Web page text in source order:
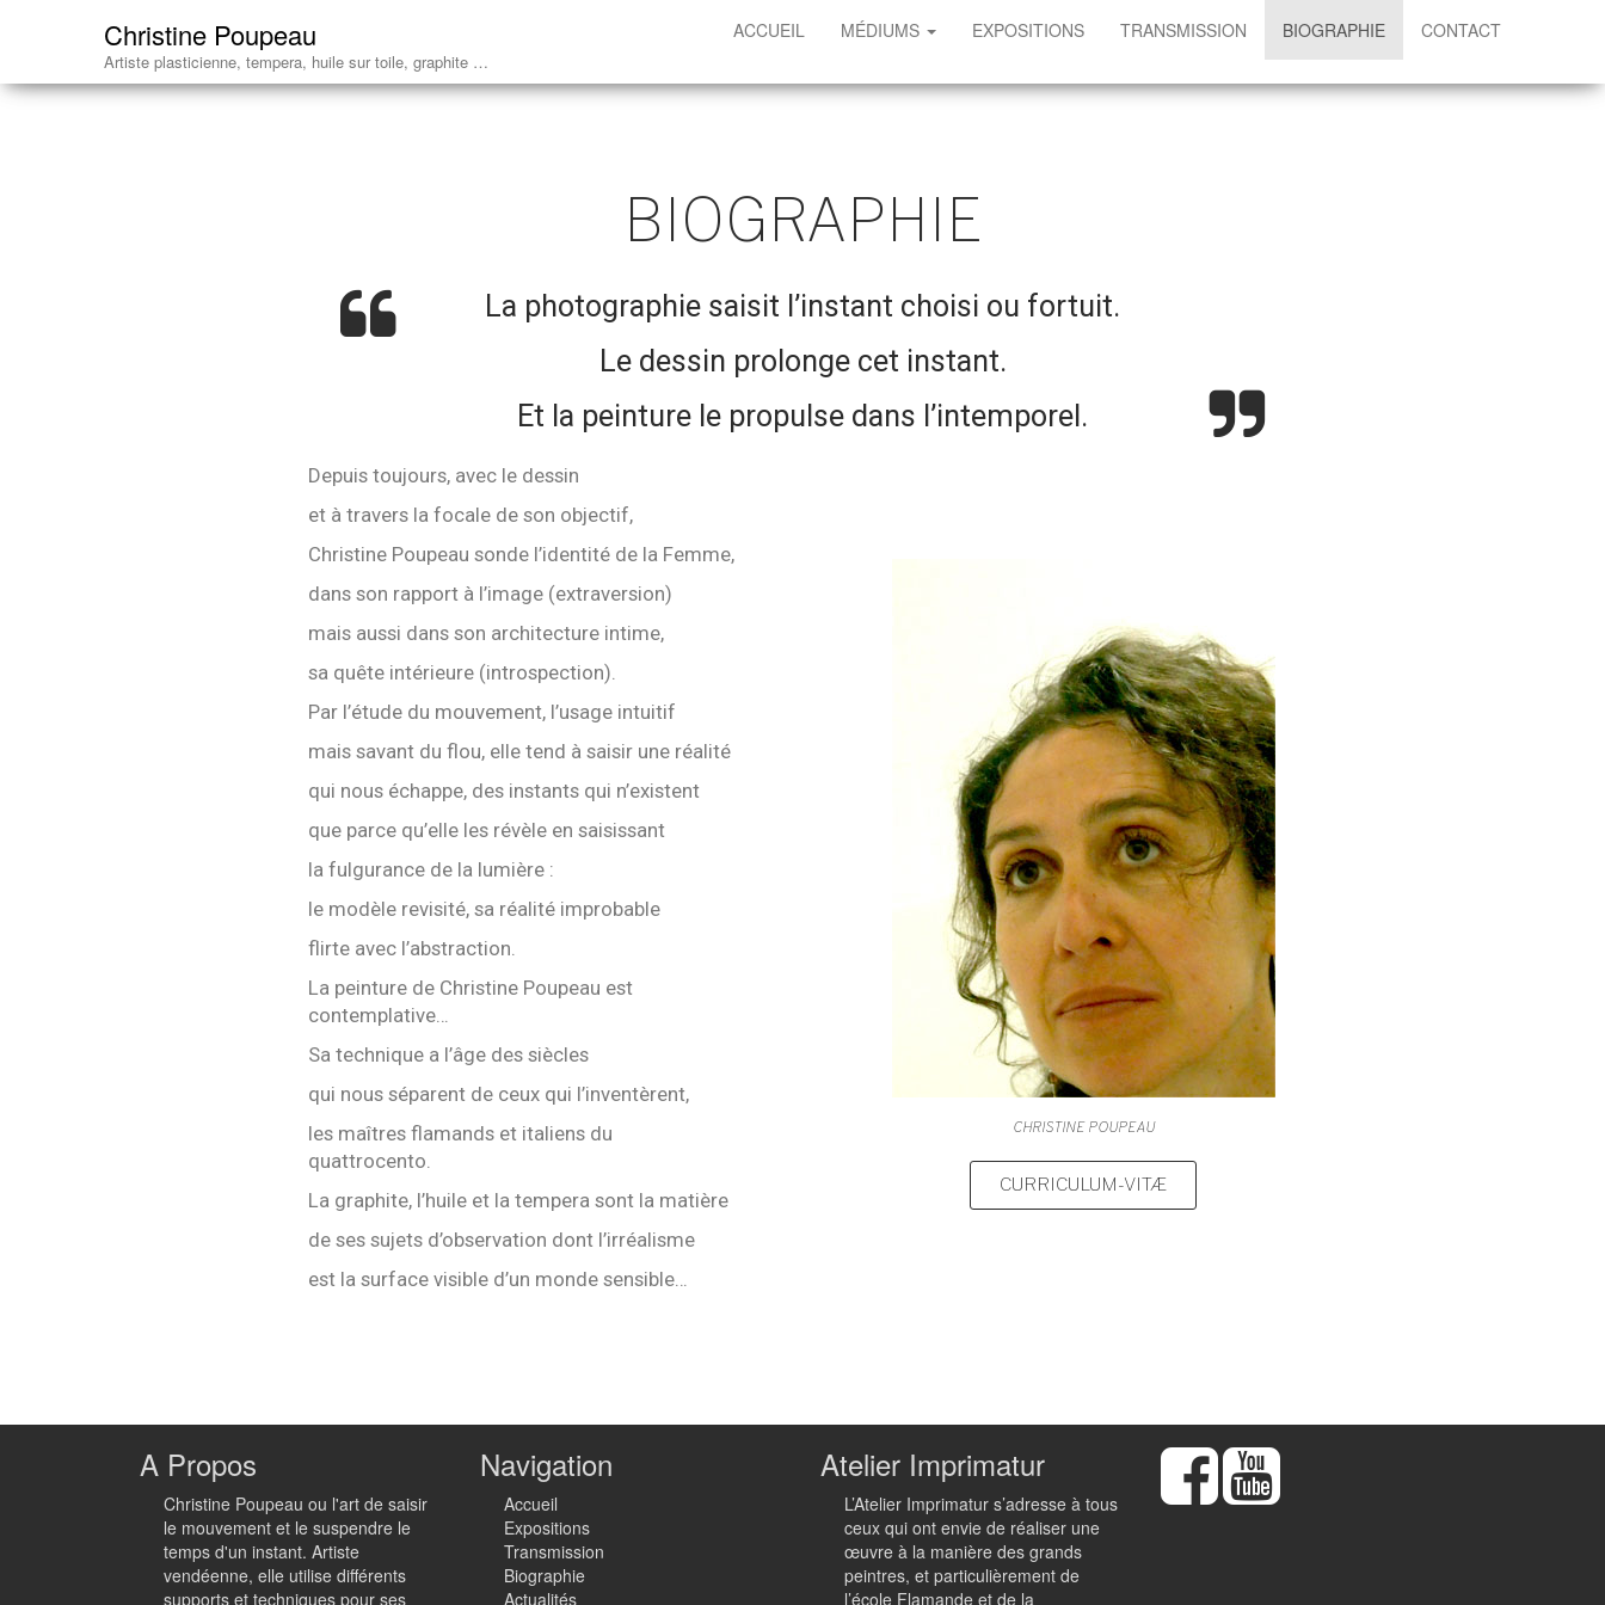
Christine Poupeau
Artiste plasticienne, tempera, huile sur toile, graphite …
ACCUEIL MÉDIUMS EXPOSITIONS TRANSMISSION BIOGRAPHIE CONTACT
BIOGRAPHIE
La photographie saisit l’instant choisi ou fortuit.
Le dessin prolonge cet instant.
Et la peinture le propulse dans l’intemporel.
Depuis toujours, avec le dessin
et à travers la focale de son objectif,
Christine Poupeau sonde l’identité de la Femme,
dans son rapport à l’image (extraversion)
mais aussi dans son architecture intime,
sa quête intérieure (introspection).
Par l’étude du mouvement, l’usage intuitif
mais savant du flou, elle tend à saisir une réalité
qui nous échappe, des instants qui n’existent
que parce qu’elle les révèle en saisissant
la fulgurance de la lumière :
le modèle revisité, sa réalité improbable
flirte avec l’abstraction.
La peinture de Christine Poupeau est
contemplative…
Sa technique a l’âge des siècles
qui nous séparent de ceux qui l’inventèrent,
les maîtres flamands et italiens du
quattrocento.
La graphite, l’huile et la tempera sont la matière
de ses sujets d’observation dont l’irréalisme
est la surface visible d’un monde sensible…
CHRISTINE POUPEAU
CURRICULUM-VITÆ
A Propos
Christine Poupeau ou l'art de saisir
le mouvement et le suspendre le
temps d'un instant. Artiste
vendéenne, elle utilise différents
supports et techniques pour ses
Navigation
Accueil
Expositions
Transmission
Biographie
Actualités
Atelier Imprimatur
L’Atelier Imprimatur s’adresse à tous
ceux qui ont envie de réaliser une
œuvre à la manière des grands
peintres, et particulièrement de
l’école Flamande et de la